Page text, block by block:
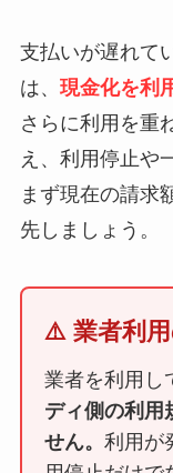
支払いが遅れて
は、 現金化を利
さらに利用を重
え、利用停止や
まず現在の請求
先しましょう。
⚠️ 業者利
業者を利用し
ディ側の利用
せん。 利用が